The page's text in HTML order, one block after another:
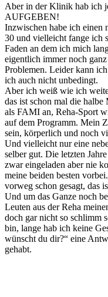
Aber in der Klinik hab ich
AUFGEBEN!
Inzwischen habe ich einen
30 und vielleicht fange ich
Faden an dem ich mich
eigentlich immer noch
Problemen. Leider kann
ich auch nicht unbedingt.
Aber ich weiß wie ich
das ist schon mal die halbe
als FAMI an, Reha-Sport
auf dem Programm. Mein
sein, körperlich und noch
Und vielleicht nur eine
selber gut. Die letzten
zwar eingeladen aber nie
meine beiden besten
vorweg schon gesagt, das
Und um das Ganze noch
Leuten aus der Reha
doch gar nicht so schlimm
bin, lange hab ich keine
wünscht du dir?“ eine
gehabt.